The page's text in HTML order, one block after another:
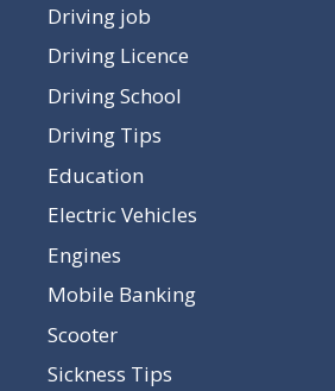
Driving job
Driving Licence
Driving School
Driving Tips
Education
Electric Vehicles
Engines
Mobile Banking
Scooter
Sickness Tips